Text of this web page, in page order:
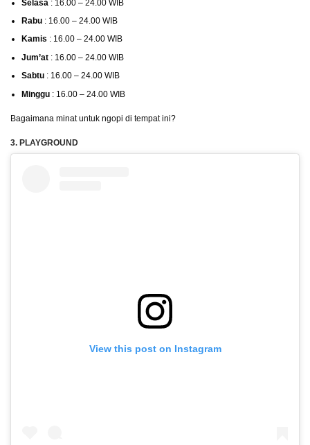
Selasa : 16.00 – 24.00 WIB
Rabu : 16.00 – 24.00 WIB
Kamis : 16.00 – 24.00 WIB
Jum’at : 16.00 – 24.00 WIB
Sabtu : 16.00 – 24.00 WIB
Minggu : 16.00 – 24.00 WIB
Bagaimana minat untuk ngopi di tempat ini?
3. PLAYGROUND
View this post on Instagram